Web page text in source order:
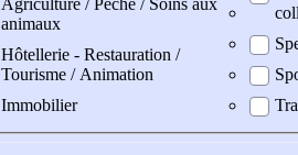
animaux
Hôtellerie - Restauration /
Tourisme / Animation
Immobilier